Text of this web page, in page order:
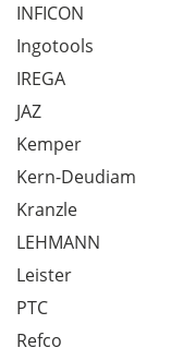
INFICON
Ingotools
IREGA
JAZ
Kemper
Kern-Deudiam
Kranzle
LEHMANN
Leister
PTC
Refco